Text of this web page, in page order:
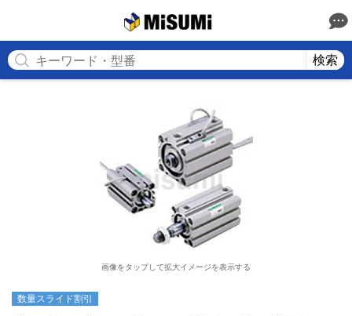
検索
画像をタップして拡大イメージを表示する
数量スライド割引